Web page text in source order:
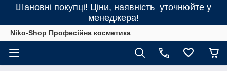
Шановні покупці! Ціни, наявність уточнюйте у
менеджера!
Niko-Shop Професійна косметика